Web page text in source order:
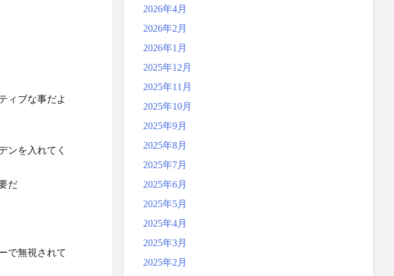
ィブな事だよ
ンを入れてく
だ
で無視されて
2026年4月
2026年2月
2026年1月
2025年12月
2025年11月
2025年10月
2025年9月
2025年8月
2025年7月
2025年6月
2025年5月
2025年4月
2025年3月
2025年2月